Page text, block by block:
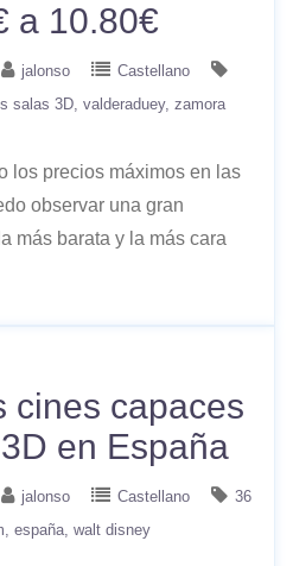
a 10.80€
jalonso
Castellano
salas 3D valderaduey zamora
los precios máximos en las
observar una gran
más barata y la más cara
cines capaces
en España
jalonso Castellano
36
españa walt disney